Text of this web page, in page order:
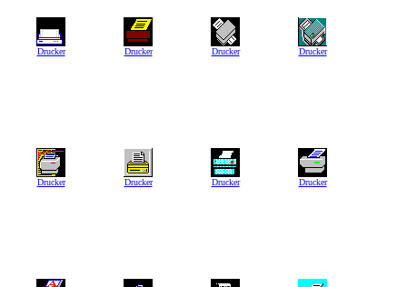
Drucker Drucker Drucker Drucker
Drucker Drucker Drucker Drucker